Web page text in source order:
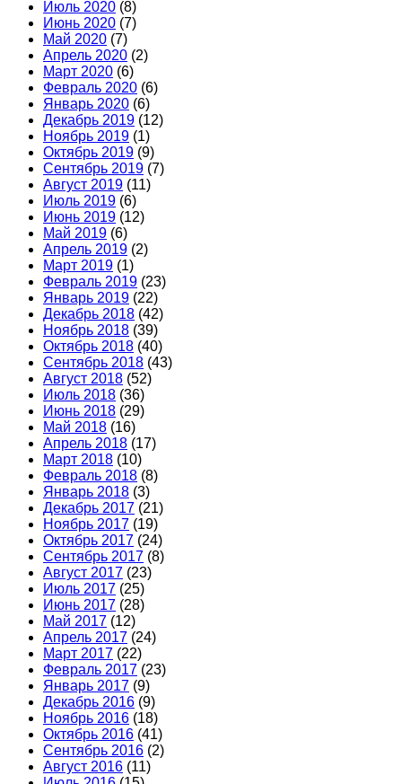
Июль 2020 (8)
Июнь 2020 (7)
Май 2020 (7)
Апрель 2020 (2)
Март 2020 (6)
Февраль 2020 (6)
Январь 2020 (6)
Декабрь 2019 (12)
Ноябрь 2019 (1)
Октябрь 2019 (9)
Сентябрь 2019 (7)
Август 2019 (11)
Июль 2019 (6)
Июнь 2019 (12)
Май 2019 (6)
Апрель 2019 (2)
Март 2019 (1)
Февраль 2019 (23)
Январь 2019 (22)
Декабрь 2018 (42)
Ноябрь 2018 (39)
Октябрь 2018 (40)
Сентябрь 2018 (43)
Август 2018 (52)
Июль 2018 (36)
Июнь 2018 (29)
Май 2018 (16)
Апрель 2018 (17)
Март 2018 (10)
Февраль 2018 (8)
Январь 2018 (3)
Декабрь 2017 (21)
Ноябрь 2017 (19)
Октябрь 2017 (24)
Сентябрь 2017 (8)
Август 2017 (23)
Июль 2017 (25)
Июнь 2017 (28)
Май 2017 (12)
Апрель 2017 (24)
Март 2017 (22)
Февраль 2017 (23)
Январь 2017 (9)
Декабрь 2016 (9)
Ноябрь 2016 (18)
Октябрь 2016 (41)
Сентябрь 2016 (2)
Август 2016 (11)